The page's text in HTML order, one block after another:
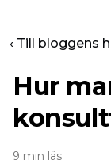
‹ Till bloggens
Hur
9 min läs